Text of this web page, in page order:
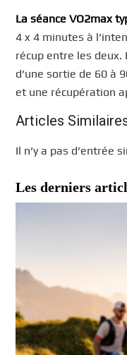
La séanceVO2max
4 x 4 minutes à
récup entre les
d’une sortie de 60 à
et une récupération
Articles
Il n’y a pas d’entrée
Les derniers